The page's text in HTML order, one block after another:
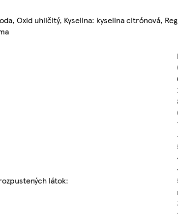
Oxid uhličitý, Kyselina: kyselina citrónová,
látok: